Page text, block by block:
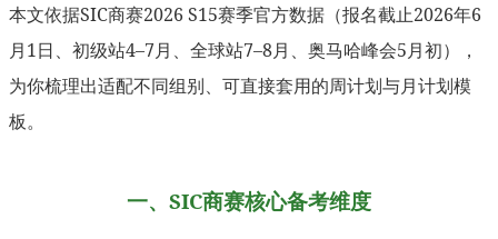
本文依据SIC商赛2026 S15赛季官方数据（报名截止2026年6
月1日、初级站4–7月、全球站7–8月、奥马哈峰会5月初），
为你梳理出适配不同组别、可直接套用的周计划与月计划模
板。
一、SIC商赛核心备考维度